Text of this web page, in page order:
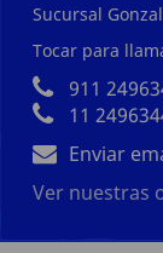
Sucursal
Tocar para
911
11
Enviar
Ver nuestras